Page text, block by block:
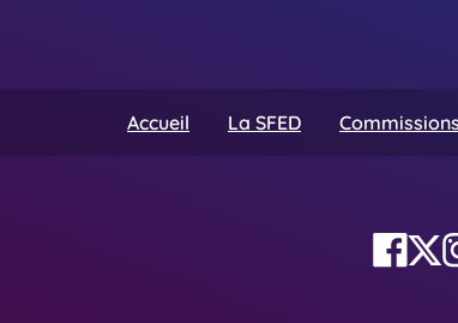
Accueil La SFED Commissions